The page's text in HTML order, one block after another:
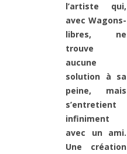
l’artiste qui,
avec Wagons-
libres, ne
trouve
aucune
solution à sa
peine, mais
s’entretient
infiniment
avec un ami.
Une création